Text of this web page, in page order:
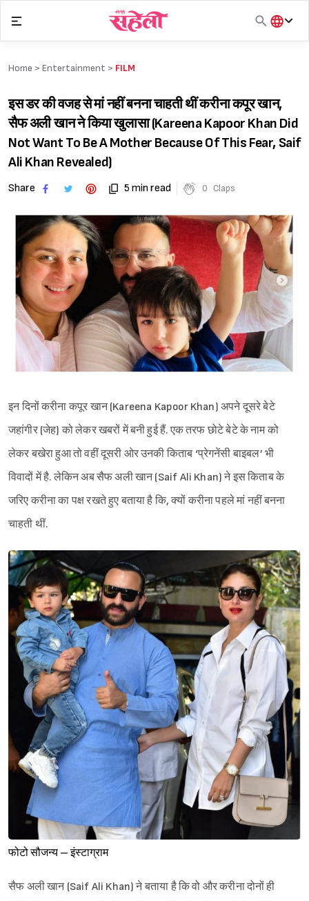
content
हिंदी
Home > Entertainment > FILM
इस डर की वजह से मां नहीं बनना चाहती थीं करीना कपूर खान,
सैफ अली खान ने किया खुलासा (Kareena Kapoor Khan Did
Not Want To Be A Mother Because Of This Fear, Saif
Ali Khan Revealed)
Share 5 min read 0 Claps
इन दिनों करीना कपूर खान (Kareena Kapoor Khan) अपने दूसरे बेटे
जहांगीर (जेह) को लेकर खबरों में बनी हुई हैं. एक तरफ छोटे बेटे के नाम को
लेकर बखेरा हुआ तो वहीं दूसरी ओर उनकी किताब ‘प्रेगनेंसी बाइबल’ भी
विवादों में है. लेकिन अब सैफ अली खान (Saif Ali Khan) ने इस किताब के
जरिए करीना का पक्ष रखते हुए बताया है कि, क्यों करीना पहले मां नहीं बनना
चाहती थीं.
फोटो सौजन्य – इंस्टाग्राम
सैफ अली खान (Saif Ali Khan) ने बताया है कि वो और करीना दोनों ही